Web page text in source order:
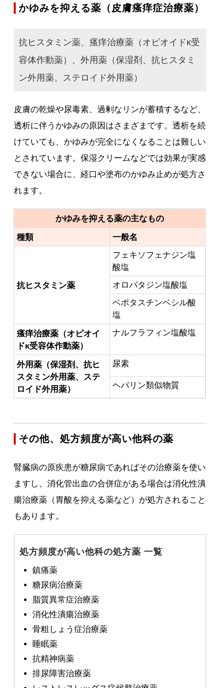
かゆみを抑える薬（皮膚瘙痒症治療薬）
抗ヒスタミン薬、瘙痒治療薬（オピオイドκ受
容体作動薬）、外用薬（保湿剤、抗ヒスタミ
ン外用薬、ステロイド外用薬）
皮膚の乾燥や尿毒素、過剰なリンが蓄積するなど、
透析に伴うかゆみの原因はさまざまです。透析を続
けていても、かゆみが完全になくなることは難しい
とされています。保湿クリームなどでは効果が実感
できない場合に、経口や塗布のかゆみ止めが処方さ
れます。
かゆみを抑える薬の主なもの
種類
一般名
抗ヒスタミン薬
フェキソフェナジン塩
酸塩
オロパタジン塩酸塩
ベポタスチンベシル酸
塩
瘙痒治療薬（オピオイ
ドκ受容体作動薬）
ナルフラフィン塩酸塩
外用薬（保湿剤、抗ヒ
スタミン外用薬、ステ
ロイド外用薬）
尿素
ヘパリン類似物質
その他、処方頻度が高い他科の薬
腎臓病の原疾患が糖尿病であればその治療薬を使い
ますし、消化管出血の合併症がある場合は消化性潰
瘍治療薬（胃酸を抑える薬など）が処方されること
もあります。
処方頻度が高い他科の処方薬 一覧
鎮痛薬
糖尿病治療薬
脂質異常症治療薬
消化性潰瘍治療薬
骨粗しょう症治療薬
睡眠薬
抗精神病薬
排尿障害治療薬